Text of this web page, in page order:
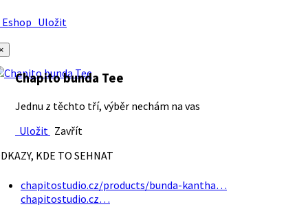
Uložit
Chapito bunda Tee
Jednu z těchto tří, výběr nechám na vas
Uložit Zavřít
KDE TO SEHNAT
chapitostudio.cz/products/bunda-kantha…
chapitostudio.cz…